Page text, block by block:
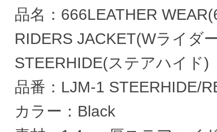
品名：666LEATHER
RIDERS JACKET(Wライダ
STEERHIDE(ステアハイド)
品番：LJM-1 STEERHIDE/
カラー：Black